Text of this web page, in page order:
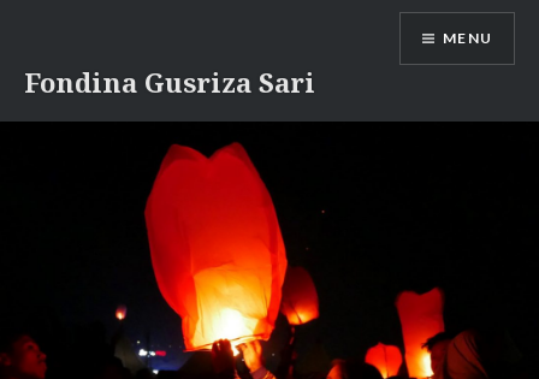
content
Fondina Gusriza Sari
MENU